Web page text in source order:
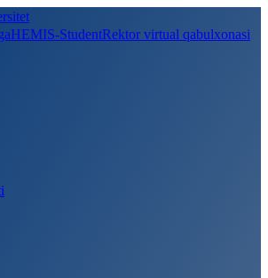
HEMIS-StudentRektor virtual qabulxonasi